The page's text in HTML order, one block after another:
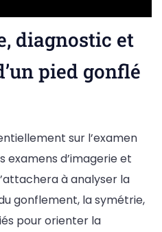
diagnostic et
pied gonflé
sur l’examen
d’imagerie et
à analyser la
gonflement, la symétrie,
pour orienter la